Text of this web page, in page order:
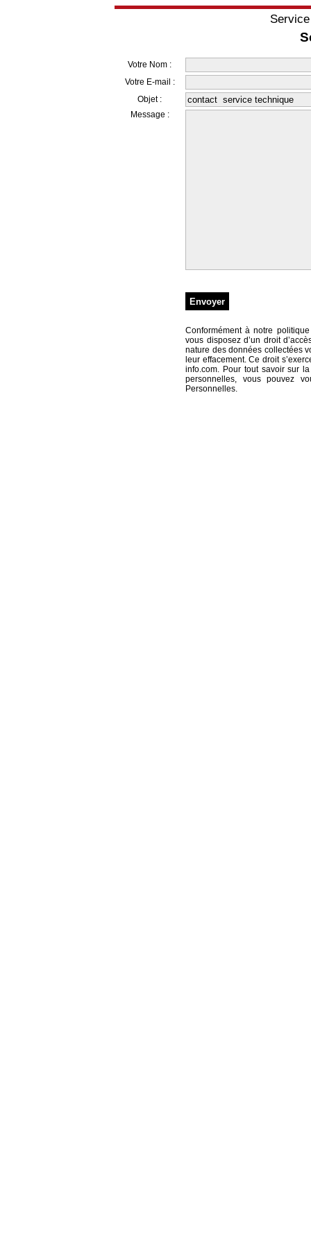
Votre Nom :
Votre E-mail :
Objet :
Message :
Conformément à notre
vous disposez d’un droit
nature des données collectées
leur effacement. Ce droit
info.com. Pour tout savoir sur
personnelles, vous pouvez
Personnelles.